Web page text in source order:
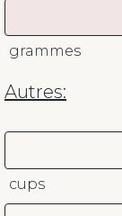
grammes
Autres:
cups